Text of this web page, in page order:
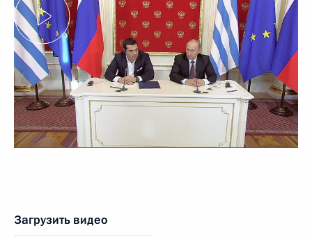
Загрузить видео